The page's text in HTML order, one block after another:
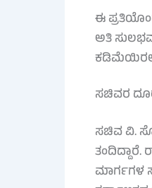
ಈ
ಅತಿ
ಸಚಿವರ
ಸಚಿವ ವಿ.
ತಂದಿದ್ದಾರೆ.
ಮಾರ್ಗಗಳ